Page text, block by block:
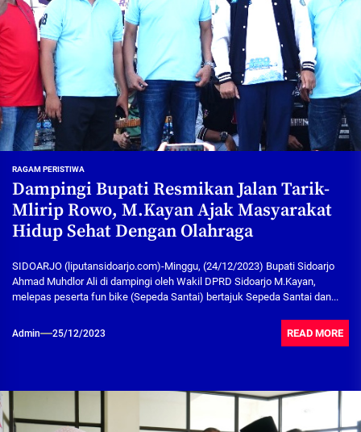
RAGAM PERISTIWA
Dampingi Bupati Resmikan Jalan Tarik-
Mlirip Rowo, M.Kayan Ajak Masyarakat
Hidup Sehat Dengan Olahraga
SIDOARJO (liputansidoarjo.com)-Minggu, (24/12/2023) Bupati Sidoarjo
Ahmad Muhdlor Ali di dampingi oleh Wakil DPRD Sidoarjo M.Kayan,
melepas peserta fun bike (Sepeda Santai) bertajuk Sepeda Santai dan...
Admin 25/12/2023 READ MORE